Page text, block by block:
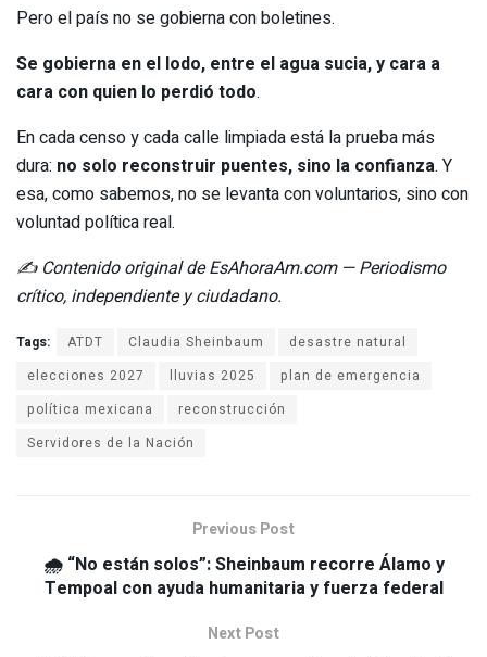
Pero el país no se gobierna con boletines.
Se gobierna en el lodo, entre el agua sucia, y cara a
cara con quien lo perdió todo.
En cada censo y cada calle limpiada está la prueba más
dura: no solo reconstruir puentes, sino la confianza. Y
esa, como sabemos, no se levanta con voluntarios, sino con
voluntad política real.
✍️ Contenido original de EsAhoraAm.com — Periodismo
crítico, independiente y ciudadano.
Tags: ATDT Claudia Sheinbaum
desastre natural
elecciones 2027
lluvias 2025
plan de emergencia
política mexicana
reconstrucción
Servidores de la Nación
Previous Post
🌧️ “No están solos”: Sheinbaum recorre Álamo y
Tempoal con ayuda humanitaria y fuerza federal
Next Post